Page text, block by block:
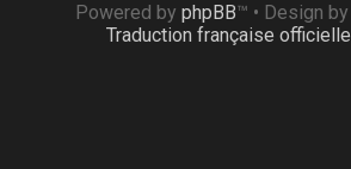
Powered by phpBB™ • Design by
Traduction française officielle